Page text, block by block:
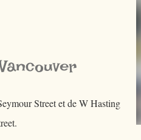
Street et de W Hasting